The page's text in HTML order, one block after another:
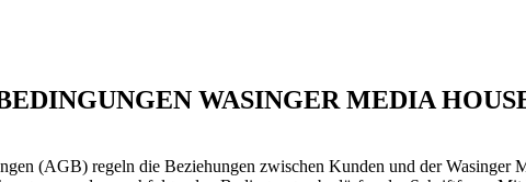
WASINGER MEDIA
(AGB) regeln die Beziehungen zwischen Kunden und der Wasinger